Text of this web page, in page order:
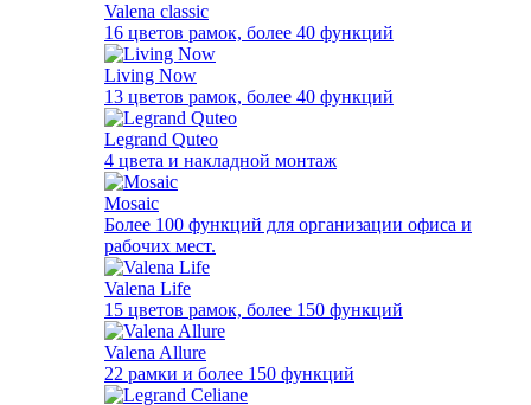
Valena classic
16 цветов рамок, более 40 функций
Living Now
13 цветов рамок, более 40 функций
Legrand Quteo
4 цвета и накладной монтаж
Mosaic
Более 100 функций для организации офиса и
рабочих мест.
Valena Life
15 цветов рамок, более 150 функций
Valena Allure
22 рамки и более 150 функций